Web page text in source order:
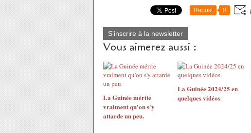
Repost 0
S'inscrire à la newsletter
Vous aimerez aussi :
La Guinée mérite
vraiment qu'on s'y
attarde un peu.
La Guinée 2024/25 en
quelques vidéos